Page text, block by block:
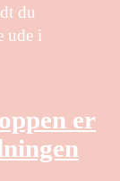
du
ude i
er